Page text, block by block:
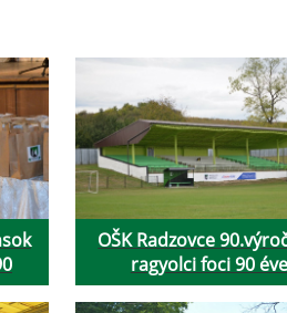
OŠK Radzovce
ragyolci foci 90